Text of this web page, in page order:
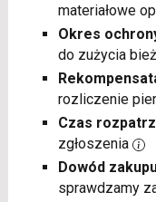
materiałowe
Okres
do zużycia
rozliczenie
Czas
zgłoszenia
Dowód
sprawdzamy